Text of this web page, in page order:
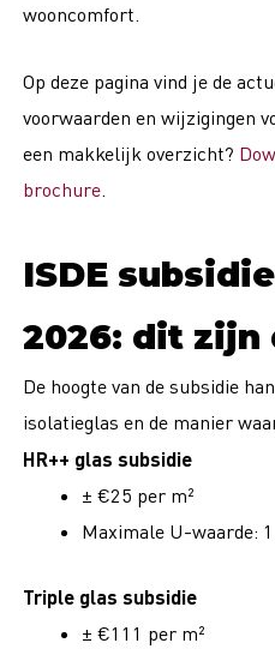
wooncomfort.
Op deze pagina vind je de
voorwaarden en wijzigingen
een makkelijk overzicht?
brochure.
ISDE
2026: dit zijn
De hoogte van de subsidie
isolatieglas en de manier
HR++ glas subsidie
± €25 per m²
Maximale U-waarde:
Triple glas subsidie
± €111 per m²